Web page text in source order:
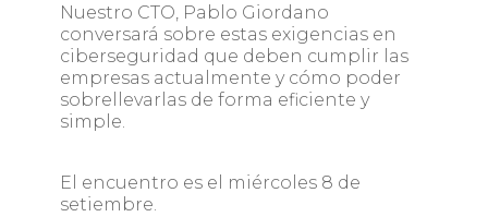
Nuestro CTO, Pablo Giordano
conversará sobre estas exigencias en
ciberseguridad que deben cumplir las
empresas actualmente y cómo poder
sobrellevarlas de forma eficiente y
simple.
El encuentro es el miércoles 8 de
setiembre.